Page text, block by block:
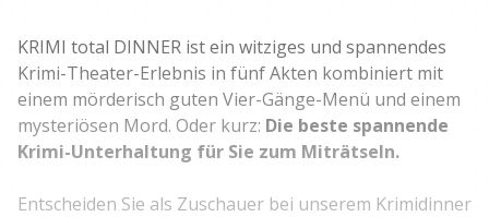
KRIMI total DINNER ist ein witziges und spannendes
Krimi-Theater-Erlebnis in fünf Akten kombiniert mit
einem mörderisch guten Vier-Gänge-Menü und einem
mysteriösen Mord. Oder kurz: Die beste spannende
Krimi-Unterhaltung für Sie zum Miträtseln.
Entscheiden Sie als Zuschauer bei unserem Krimidinner